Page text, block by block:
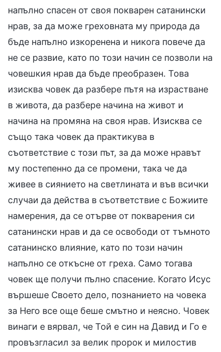
напълно спасен от своя покварен сатанински
нрав, за да може греховната му природа да
бъде напълно изкоренена и никога повече да
не се развие, като по този начин се позволи на
човешкия нрав да бъде преобразен. Това
изисква човек да разбере пътя на израстване
в живота, да разбере начина на живот и
начина на промяна на своя нрав. Изисква се
също така човек да практикува в
съответствие с този път, за да може нравът
му постепенно да се промени, така че да
живее в сиянието на светлината и във всички
случаи да действа в съответствие с Божиите
намерения, да се отърве от покварения си
сатанински нрав и да се освободи от тъмното
сатанинско влияние, като по този начин
напълно се откъсне от греха. Само тогава
човек ще получи пълно спасение. Когато Исус
вършеше Своето дело, познанието на човека
за Него все още беше смътно и неясно. Човек
винаги е вярвал, че Той е син на Давид и Го е
провъзгласил за велик пророк и милостив